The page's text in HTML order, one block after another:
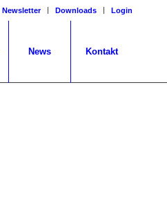
Newsletter Downloads Login
News Kontakt